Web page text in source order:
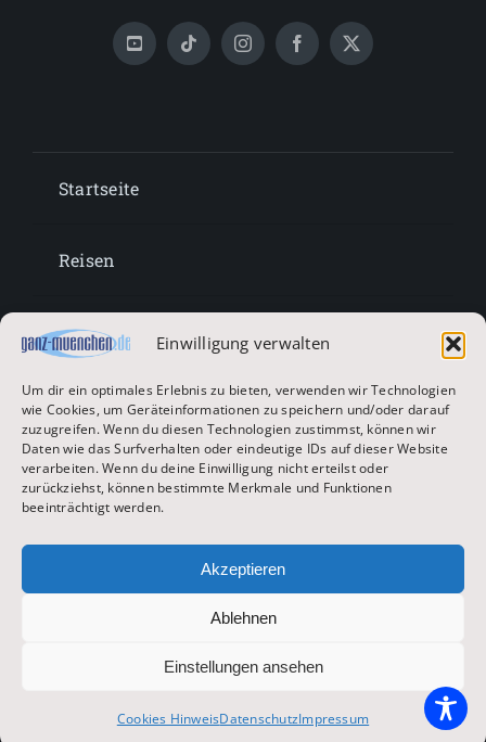
Einwilligung verwalten
Um dir ein optimales Erlebnis zu bieten, verwenden wir Technologien
wie Cookies, um Geräteinformationen zu speichern und/oder darauf
zuzugreifen. Wenn du diesen Technologien zustimmst, können wir
Daten wie das Surfverhalten oder eindeutige IDs auf dieser Website
verarbeiten. Wenn du deine Einwilligung nicht erteilst oder
zurückziehst, können bestimmte Merkmale und Funktionen
beeinträchtigt werden.
Akzeptieren
Ablehnen
Einstellungen ansehen
Cookies HinweisDatenschutzImpressum
Startseite
Reisen
Lifestyle
Entertainment
Oktoberfest & Volksfeste
Zur Hauptseite